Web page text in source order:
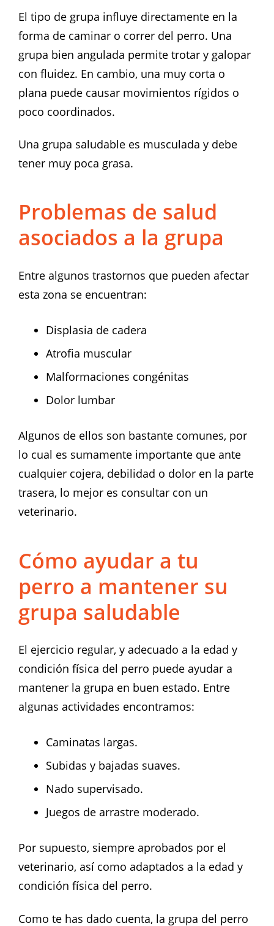
El tipo de grupa influye directamente en la
forma de caminar o correr del perro. Una
grupa bien angulada permite trotar y galopar
con fluidez. En cambio, una muy corta o
plana puede causar movimientos rígidos o
poco coordinados.
Una grupa saludable es musculada y debe
tener muy poca grasa.
Problemas de salud
asociados a la grupa
Entre algunos trastornos que pueden afectar
esta zona se encuentran:
Displasia de cadera
Atrofia muscular
Malformaciones congénitas
Dolor lumbar
Algunos de ellos son bastante comunes, por
lo cual es sumamente importante que ante
cualquier cojera, debilidad o dolor en la parte
trasera, lo mejor es consultar con un
veterinario.
Cómo ayudar a tu
perro a mantener su
grupa saludable
El ejercicio regular, y adecuado a la edad y
condición física del perro puede ayudar a
mantener la grupa en buen estado. Entre
algunas actividades encontramos:
Caminatas largas.
Subidas y bajadas suaves.
Nado supervisado.
Juegos de arrastre moderado.
Por supuesto, siempre aprobados por el
veterinario, así como adaptados a la edad y
condición física del perro.
Como te has dado cuenta, la grupa del perro